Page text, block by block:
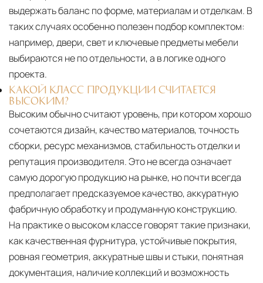
выдержать баланс по форме, материалам и отделкам. В
таких случаях особенно полезен подбор комплектом:
например, двери, свет и ключевые предметы мебели
выбираются не по отдельности, а в логике одного
проекта.
КАКОЙ КЛАСС ПРОДУКЦИИ СЧИТАЕТСЯ
ВЫСОКИМ?
Высоким обычно считают уровень, при котором хорошо
сочетаются дизайн, качество материалов, точность
сборки, ресурс механизмов, стабильность отделки и
репутация производителя. Это не всегда означает
самую дорогую продукцию на рынке, но почти всегда
предполагает предсказуемое качество, аккуратную
фабричную обработку и продуманную конструкцию.
На практике о высоком классе говорят такие признаки,
как качественная фурнитура, устойчивые покрытия,
ровная геометрия, аккуратные швы и стыки, понятная
документация, наличие коллекций и возможность